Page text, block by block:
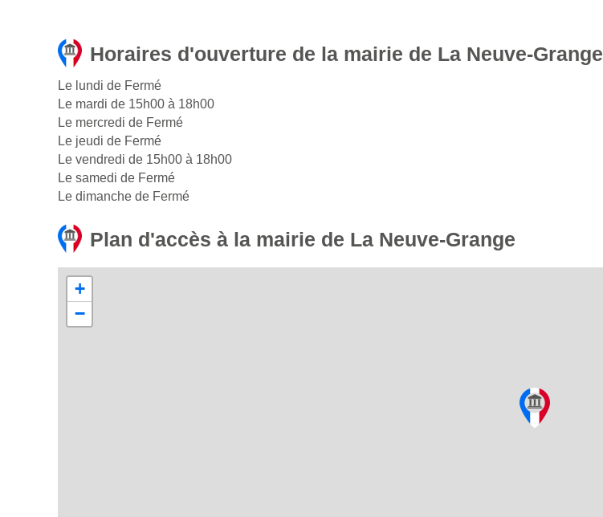
Horaires d'ouverture de la mairie de La Neuve-Grange
Le lundi de Fermé
Le mardi de 15h00 à 18h00
Le mercredi de Fermé
Le jeudi de Fermé
Le vendredi de 15h00 à 18h00
Le samedi de Fermé
Le dimanche de Fermé
Plan d'accès à la mairie de La Neuve-Grange
+
−